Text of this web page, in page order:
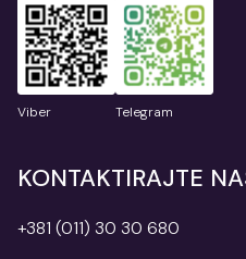
Viber Telegram
KONTAKTIRAJTE
+381 (011) 30 30 680